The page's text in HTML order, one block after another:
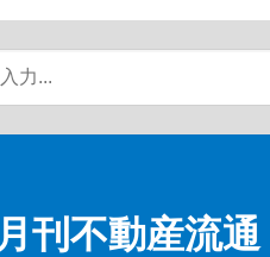
月刊不動産流通